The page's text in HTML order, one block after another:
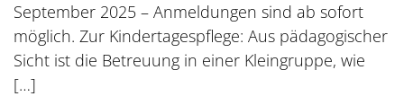
September 2025 – Anmeldungen sind ab sofort
möglich. Zur Kindertagespflege: Aus pädagogischer
Sicht ist die Betreuung in einer Kleingruppe, wie
[…]